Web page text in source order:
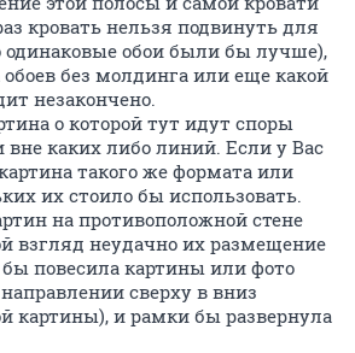
кровать нельзя подвинуть для
одинаковые обои были бы лучше),
без молдинга или еще какой
незакончено.
о которой тут идут споры
вне каких либо линий. Если у Вас
такого же формата или
их стоило бы использовать.
на противоположной стене
взгляд неудачно их размещение
повесила картины или фото
сверху в вниз
картины), и рамки бы развернула